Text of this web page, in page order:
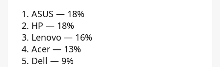
ASUS — 18%
HP — 18%
Lenovo — 16%
Acer — 13%
Dell — 9%